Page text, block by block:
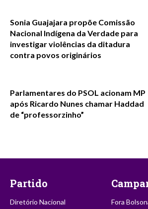
Sonia Guajajara propõe Comissão
Nacional Indígena da Verdade para
investigar violências da ditadura
contra povos originários
Parlamentares do PSOL acionam MP
após Ricardo Nunes chamar Haddad
de “professorzinho”
Partido
Diretório Nacional
Fora